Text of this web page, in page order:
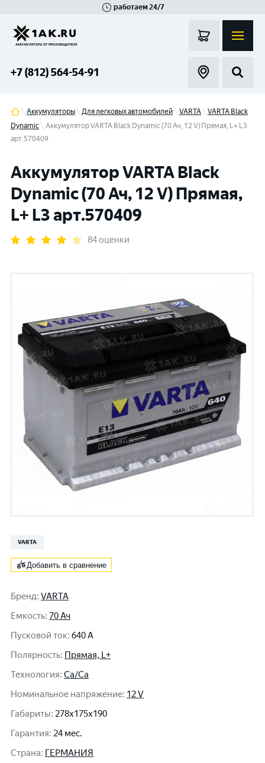
работаем 24/7
+7 (812) 564-54-91
Аккумуляторы Для легковых автомобилей VARTA
VARTA Black
Dynamic
Аккумулятор VARTA Black Dynamic (70 Ач, 12 V) Прямая, L+ L3
арт.570409
Аккумулятор VARTA Black
Dynamic (70 Ач, 12 V) Прямая,
L+ L3 арт.570409
84 оценки
VARTA
Добавить в сравнение
Бренд: VARTA
Емкость: 70 Ач
Пусковой ток: 640 A
Полярность: Прямая, L+
Технология: Ca/Ca
Номинальное напряжение: 12 V
Габариты: 278x175x190
Гарантия: 24 мес.
Cтрана: ГЕРМАНИЯ
Гатчина